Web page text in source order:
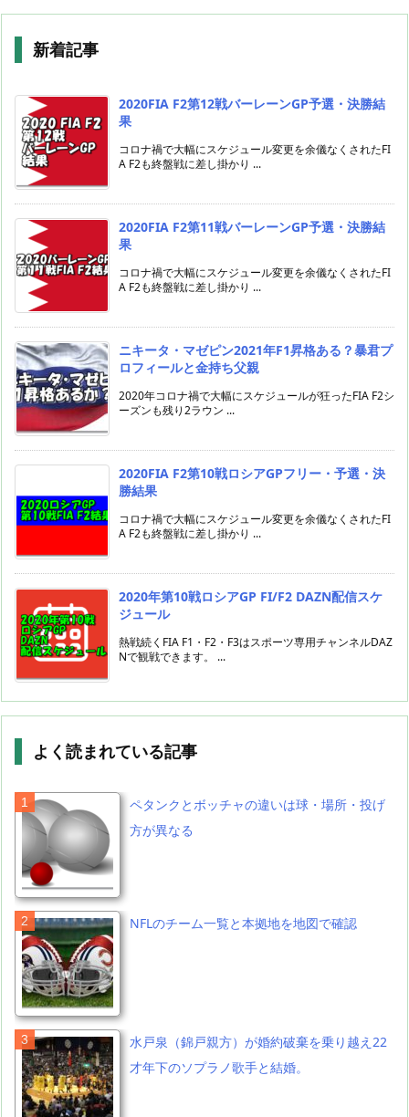
新着記事
2020FIA F2第12戦バーレーンGP予選・決勝結
果
コロナ禍で大幅にスケジュール変更を余儀なくされたFI
A F2も終盤戦に差し掛かり ...
2020FIA F2第11戦バーレーンGP予選・決勝結
果
コロナ禍で大幅にスケジュール変更を余儀なくされたFI
A F2も終盤戦に差し掛かり ...
ニキータ・マゼピン2021年F1昇格ある？暴君プ
ロフィールと金持ち父親
2020年コロナ禍で大幅にスケジュールが狂ったFIA F2シ
ーズンも残り2ラウン ...
2020FIA F2第10戦ロシアGPフリー・予選・決
勝結果
コロナ禍で大幅にスケジュール変更を余儀なくされたFI
A F2も終盤戦に差し掛かり ...
2020年第10戦ロシアGP FI/F2 DAZN配信スケ
ジュール
熱戦続くFIA F1・F2・F3はスポーツ専用チャンネルDAZ
Nで観戦できます。 ...
よく読まれている記事
ペタンクとボッチャの違いは球・場所・投げ
方が異なる
NFLのチーム一覧と本拠地を地図で確認
水戸泉（錦戸親方）が婚約破棄を乗り越え22
才年下のソプラノ歌手と結婚。